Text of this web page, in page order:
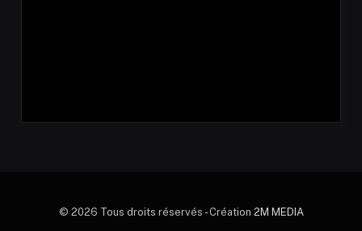
© 2026 Tous droits réservés - Création 2M MEDIA